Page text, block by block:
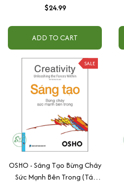
$24.99
ADD TO CART
SALE
OSHO - Sáng Tạo Bừng Cháy
Sức Mạnh Bên Trong (Tái